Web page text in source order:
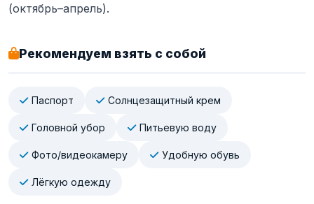
(октябрь–апрель).
Рекомендуем взять с собой
Паспорт Солнцезащитный крем
Головной убор Питьевую воду
Фото/видеокамеру Удобную обувь
Лёгкую одежду